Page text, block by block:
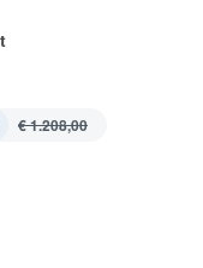
€ 1.208,00